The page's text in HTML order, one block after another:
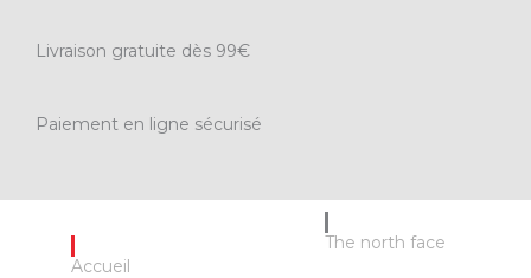
Livraison gratuite dès 99€
Paiement en ligne sécurisé
Accueil
The north face